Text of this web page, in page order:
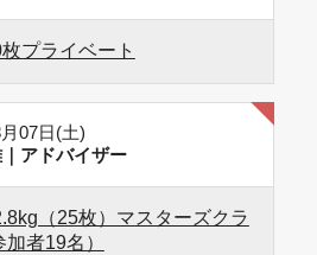
プライベート
07日(土)
アドバイザー
（25枚）マスターズクラ
者19名）